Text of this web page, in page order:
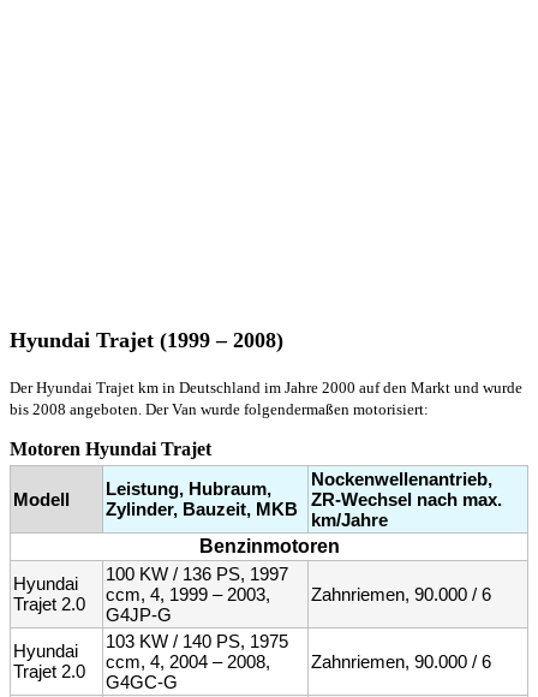
Hyundai Trajet (1999 – 2008)
Der Hyundai Trajet km in Deutschland im Jahre 2000 auf den Markt und wurde
bis 2008 angeboten. Der Van wurde folgendermaßen motorisiert:
Motoren Hyundai Trajet
Modell
Leistung, Hubraum,
Zylinder, Bauzeit, MKB
Nockenwellenantrieb,
ZR-Wechsel nach max.
km/Jahre
Benzinmotoren
Hyundai
Trajet 2.0
100 KW / 136 PS, 1997
ccm, 4, 1999 – 2003,
G4JP-G
Zahnriemen, 90.000 / 6
Hyundai
Trajet 2.0
103 KW / 140 PS, 1975
ccm, 4, 2004 – 2008,
G4GC-G
Zahnriemen, 90.000 / 6